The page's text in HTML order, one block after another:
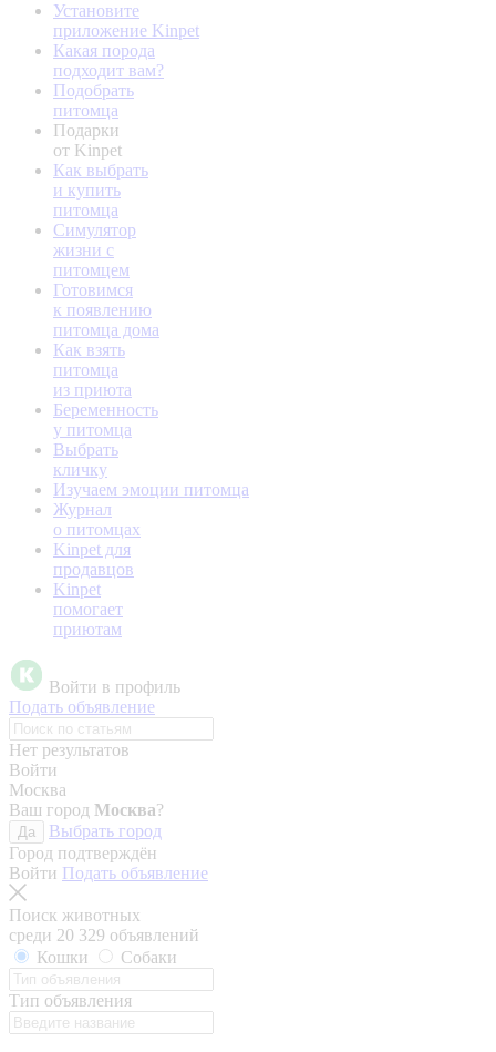
Установите
приложение Kinpet
Какая порода
подходит вам?
Подобрать
питомца
Подарки
от Kinpet
Как выбрать
и купить
питомца
Симулятор
жизни с
питомцем
Готовимся
к появлению
питомца дома
Как взять
питомца
из приюта
Беременность
у питомца
Выбрать
кличку
Изучаем эмоции питомца
Журнал
о питомцах
Kinpet для
продавцов
Kinpet
помогает
приютам
Войти в профиль
Подать объявление
Нет результатов
Войти
Москва
Ваш город Москва?
Да
Выбрать город
Город подтверждён
Войти Подать объявление
Поиск животных
среди 20 329 объявлений
Кошки
Собаки
Тип объявления